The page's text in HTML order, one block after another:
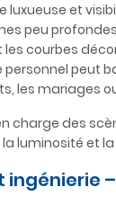
luxueuse et
peu
les courbes
personnel peut
les mariages
charge des
luminosité et
ingénierie